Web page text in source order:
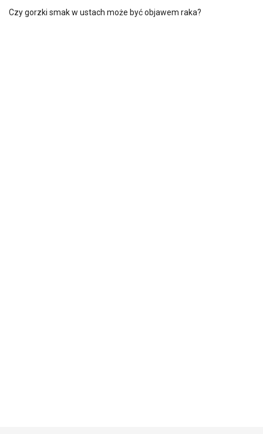
Czy gorzki smak w ustach może być objawem raka?